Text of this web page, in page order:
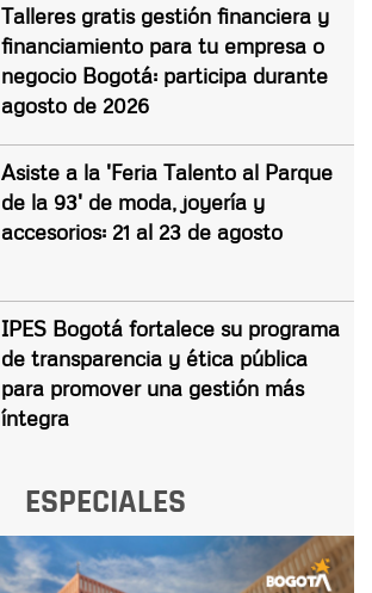
Talleres gratis gestión financiera y
financiamiento para tu empresa o
negocio Bogotá: participa durante
agosto de 2026
Asiste a la 'Feria Talento al Parque
de la 93' de moda, joyería y
accesorios: 21 al 23 de agosto
IPES Bogotá fortalece su programa
de transparencia y ética pública
para promover una gestión más
íntegra
ESPECIALES